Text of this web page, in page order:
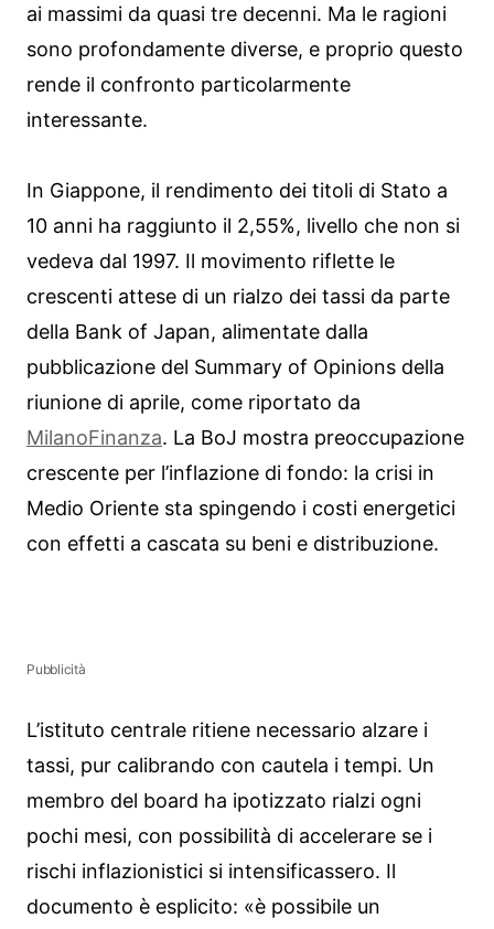
ai massimi da quasi tre decenni. Ma le ragioni
sono profondamente diverse, e proprio questo
rende il confronto particolarmente
interessante.
In Giappone, il rendimento dei titoli di Stato a
10 anni ha raggiunto il 2,55%, livello che non si
vedeva dal 1997. Il movimento riflette le
crescenti attese di un rialzo dei tassi da parte
della Bank of Japan, alimentate dalla
pubblicazione del Summary of Opinions della
riunione di aprile, come riportato da
MilanoFinanza. La BoJ mostra preoccupazione
crescente per l’inflazione di fondo: la crisi in
Medio Oriente sta spingendo i costi energetici
con effetti a cascata su beni e distribuzione.
Pubblicità
L’istituto centrale ritiene necessario alzare i
tassi, pur calibrando con cautela i tempi. Un
membro del board ha ipotizzato rialzi ogni
pochi mesi, con possibilità di accelerare se i
rischi inflazionistici si intensificassero. Il
documento è esplicito: «è possibile un